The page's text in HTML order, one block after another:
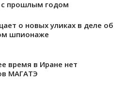
с прошлым годом
о новых уликах в деле об
шпионаже
время в Иране нет
МАГАТЭ